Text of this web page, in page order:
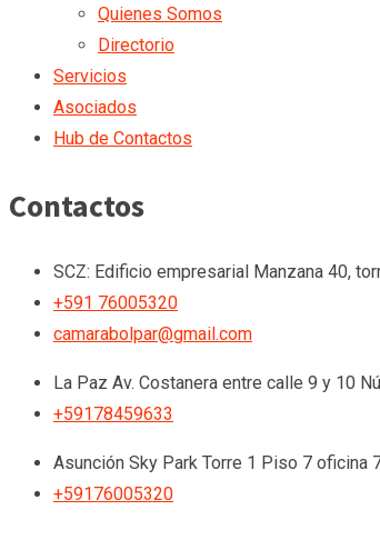
Quienes Somos
Directorio
Servicios
Asociados
Hub de Contactos
Contactos
SCZ: Edificio empresarial Manzana 40,
+591 76005320
camarabolpar@gmail.com
La Paz Av. Costanera entre calle 9 y 10
+59178459633
Asunción Sky Park Torre 1 Piso 7 oficina
+59176005320